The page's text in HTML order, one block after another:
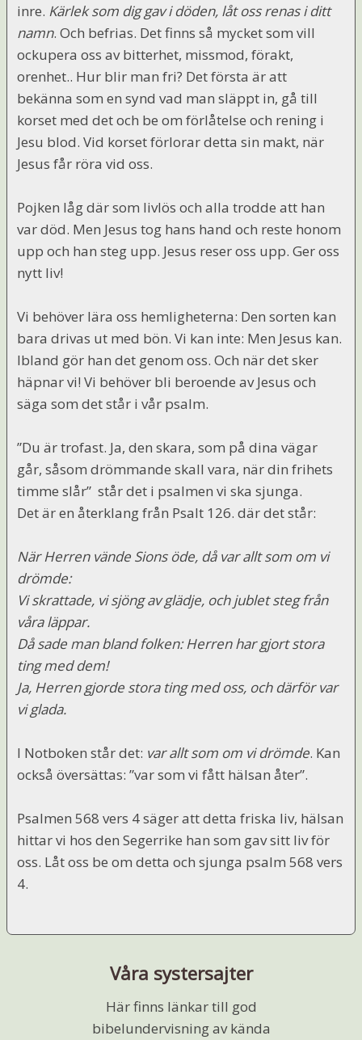
inre. Kärlek som dig gav i döden, låt oss renas i ditt
namn. Och befrias. Det finns så mycket som vill
ockupera oss av bitterhet, missmod, förakt,
orenhet.. Hur blir man fri? Det första är att
bekänna som en synd vad man släppt in, gå till
korset med det och be om förlåtelse och rening i
Jesu blod. Vid korset förlorar detta sin makt, när
Jesus får röra vid oss.
Pojken låg där som livlös och alla trodde att han
var död. Men Jesus tog hans hand och reste honom
upp och han steg upp. Jesus reser oss upp. Ger oss
nytt liv!
Vi behöver lära oss hemligheterna: Den sorten kan
bara drivas ut med bön. Vi kan inte: Men Jesus kan.
Ibland gör han det genom oss. Och när det sker
häpnar vi! Vi behöver bli beroende av Jesus och
säga som det står i vår psalm.
”Du är trofast. Ja, den skara, som på dina vägar
går, såsom drömmande skall vara, när din frihets
timme slår” står det i psalmen vi ska sjunga.
Det är en återklang från Psalt 126. där det står:
När Herren vände Sions öde, då var allt som om vi
drömde:
Vi skrattade, vi sjöng av glädje, och jublet steg från
våra läppar.
Då sade man bland folken: Herren har gjort stora
ting med dem!
Ja, Herren gjorde stora ting med oss, och därför var
vi glada.
I Notboken står det: var allt som om vi drömde. Kan
också översättas: ”var som vi fått hälsan åter”.
Psalmen 568 vers 4 säger att detta friska liv, hälsan
hittar vi hos den Segerrike han som gav sitt liv för
oss. Låt oss be om detta och sjunga psalm 568 vers
4.
Våra systersajter
Här finns länkar till god
bibelundervisning av kända